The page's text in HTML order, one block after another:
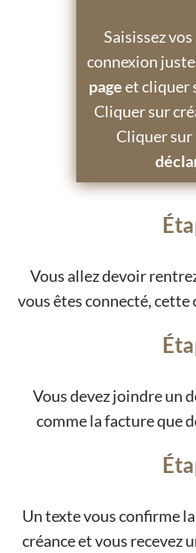
Saisissez
connexion juste
pageet cliquer
Cliquer sur
Cliquer sur
Vous allez devoir
vous êtes connecté,
Vous devez joindre un
comme la facture que
Un texte vous confirme
créance et vous recevez